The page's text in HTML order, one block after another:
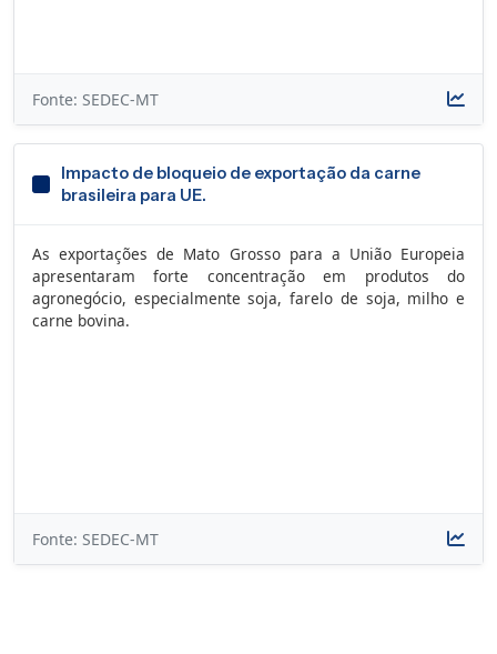
Fonte: SEDEC-MT
Impacto de bloqueio de exportação da carne
brasileira para UE.
As exportações de Mato Grosso para a União Europeia
apresentaram forte concentração em produtos do
agronegócio, especialmente soja, farelo de soja, milho e
carne bovina.
Fonte: SEDEC-MT